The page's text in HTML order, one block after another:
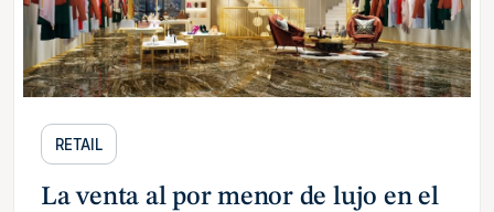
RETAIL
La venta al por menor de lujo en el